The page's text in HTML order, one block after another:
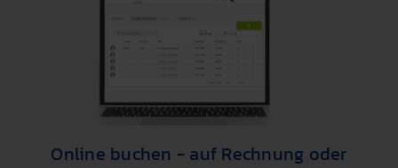
Online buchen - auf Rechnung oder